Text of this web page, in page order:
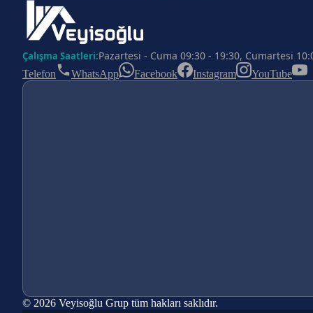
Çalışma Saatleri:Pazartesi - Cuma 09:30 - 19:30, Cumartesi
Telefon WhatsApp Facebook Instagram YouTube
© 2026 Veyisoğlu Grup tüm hakları saklıdır.